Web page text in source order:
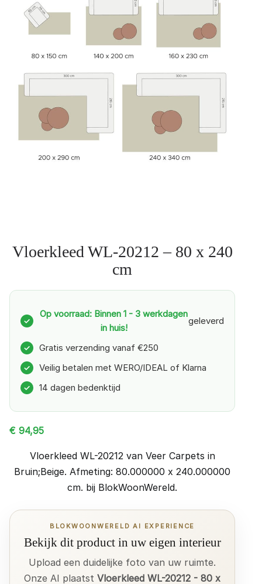
Vloerkleed WL-20212 – 80 x 240
cm
✓
Op voorraad: Binnen 1 - 3 werkdagen
in huis!
geleverd
✓ Gratis verzending vanaf €250
✓ Veilig betalen met WERO/IDEAL of Klarna
✓ 14 dagen bedenktijd
€ 94,95
Vloerkleed WL-20212 van Veer Carpets in
Bruin;Beige. Afmeting: 80.000000 x 240.000000
cm. bij BlokWoonWereld.
BLOKWOONWERELD AI EXPERIENCE
Bekijk dit product in uw eigen interieur
Upload een duidelijke foto van uw ruimte.
Onze AI plaatst Vloerkleed WL-20212 - 80 x